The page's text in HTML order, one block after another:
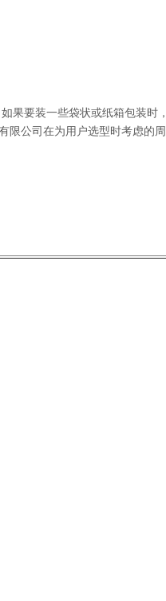
果要装一些袋状或纸箱包装时
公司在为用户选型时考虑的